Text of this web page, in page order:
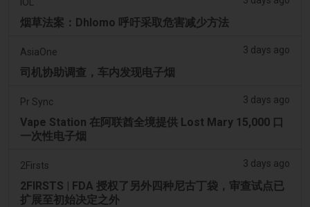
烟草法案：Dhlomo 呼吁采取危害减少方法
AsiaOne 3 days ago
司机协助调查，车内发现电子烟
Pr Sync 3 days ago
Vape Station 在阿联酋全境提供 Lost Mary 15,000 口
一次性电子烟
2Firsts 3 days ago
2FIRSTS | FDA 授权了另外四种尼古丁袋，审查试点已
扩展至初始决定之外